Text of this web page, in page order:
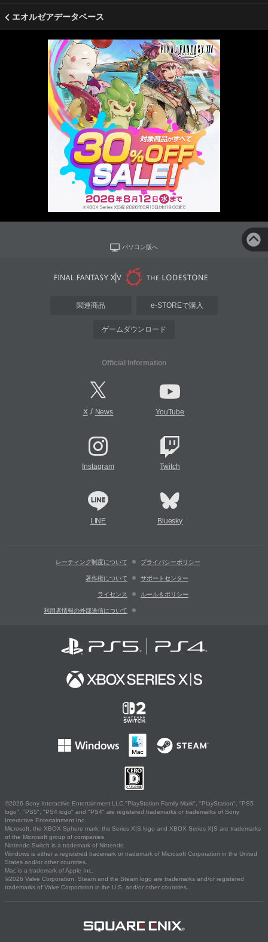
エオルゼアデータベース
パソコン版へ
関連商品 e-STOREで購入
ゲームダウンロード
Official Information
X/ News YouTube
Instagram Twitch
LINE Bluesky
レーティング制度について プライバシーポリシー
著作権について サポートセンター
ライセンス ルール＆ポリシー
利用者情報の外部送信について
©2026 Sony Interactive Entertainment LLC."PlayStation Family Mark", "PlayStation", "PS5
logo", "PS5", "PS4 logo" and "PS4" are registered trademarks or trademarks of Sony
Interactive Entertainment Inc.
Microsoft, the XBOX Sphere mark, the Series X|S logo and XBOX Series X|S are trademarks
of the Microsoft group of companies.
Nintendo Switch is a trademark of Nintendo.
Windows is either a registered trademark or trademark of Microsoft Corporation in the United
States and/or other countries.
Mac is a trademark of Apple Inc.
©2026 Valve Corporation. Steam and the Steam logo are trademarks and/or registered
trademarks of Valve Corporation in the U.S. and/or other countries.